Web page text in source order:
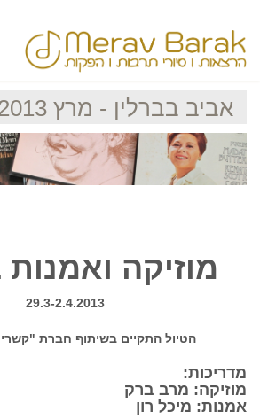
אביב בברלין - מרץ 2013 - sold out
מוזיקה ואמנות
29.3-2.4.2013
הטיול התקיים בשיתוף חברת
מדריכות:
מוזיקה: מרב ברק
אמנות: מיכל רון